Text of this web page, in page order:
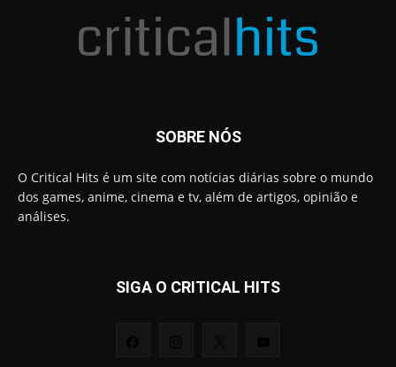
SOBRE NÓS
O Critical Hits é um site com notícias diárias sobre o mundo
dos games, anime, cinema e tv, além de artigos, opinião e
análises.
SIGA O CRITICAL HITS